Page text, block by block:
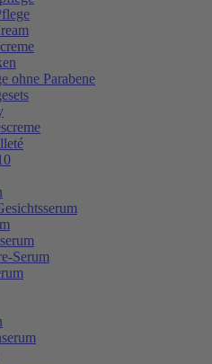
ohne Parabene
Serum